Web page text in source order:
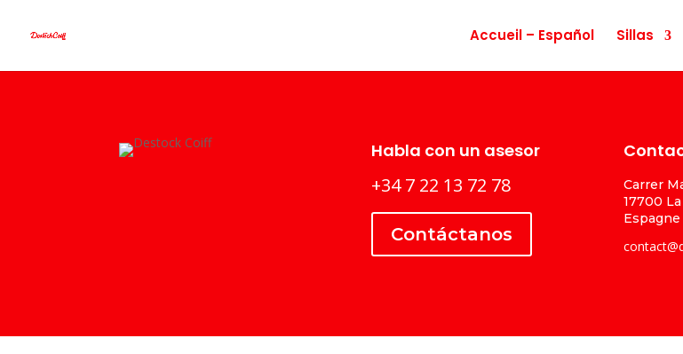
Accueil – Español Sillas
Habla con un asesor
+34 7 22 13 72 78
Contáctanos
Carrer
17700
Espagne